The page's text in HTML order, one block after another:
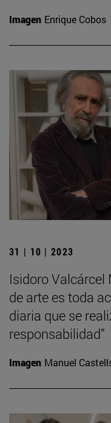
Imagen Enrique Cobos
31 | 10 | 2023
Isidoro Valcárcel
de arte es toda
diaria que se
responsabilidad”
Imagen Manuel